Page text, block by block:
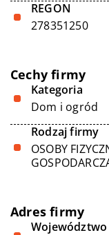
REGON
278351250
Cechy firmy
Kategoria
Dom i ogród
Rodzaj firmy
OSOBY
Adres firmy
Województwo